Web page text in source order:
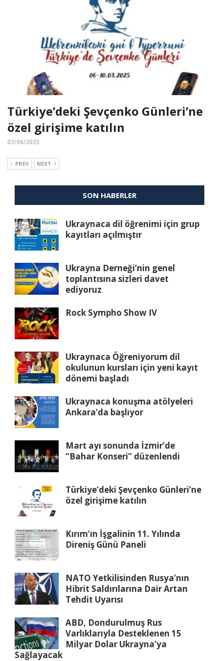
Türkiye’deki Şevçenko Günleri’ne
özel girişime katılın
03/06/2025
PREV NEXT
SON HABERLER
Ukraynaca dil öğrenimi için grup
kayıtları açılmıştır
Ukrayna Derneği’nin genel
toplantısına sizleri davet
ediyoruz
Rock Sympho Show IV
Ukraynaca Öğreniyorum dil
okulunun kursları için yeni kayıt
dönemi başladı
Ukraynaca konuşma atölyeleri
Ankara’da başlıyor
Mart ayı sonunda İzmir’de
“Bahar Konseri” düzenlendi
Türkiye’deki Şevçenko Günleri’ne
özel girişime katılın
Kırım’ın İşgalinin 11. Yılında
Direniş Günü Paneli
NATO Yetkilisinden Rusya’nın
Hibrit Saldırılarına Dair Artan
Tehdit Uyarısı
ABD, Dondurulmuş Rus
Varlıklarıyla Desteklenen 15
Milyar Dolar Ukrayna’ya
Sağlayacak